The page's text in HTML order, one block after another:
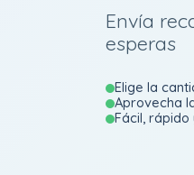
Envía
esperas
Elige la
Aprovecha
Fácil,